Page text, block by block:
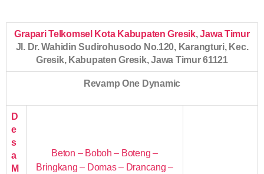
Grapari Telkomsel Kota Kabupaten Gresik,Jawa Timur
Jl. Dr. Wahidin Sudirohusodo No.120, Karangturi, Kec.
Gresik, Kabupaten Gresik, Jawa Timur 61121
Revamp One Dynamic
D
e
s
a
M
Beton – Boboh – Boteng –
Bringkang – Domas – Drancang –